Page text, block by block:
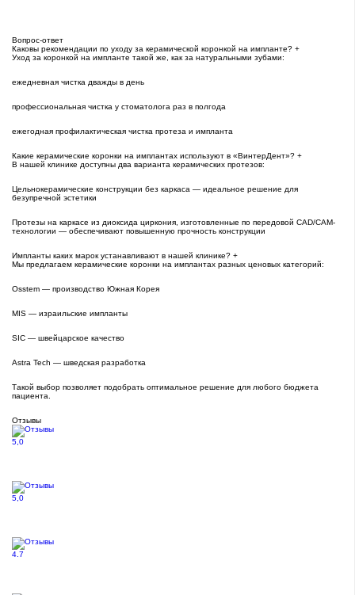
Вопрос-ответ
Каковы рекомендации по уходу за керамической коронкой на импланте? +
Уход за коронкой на импланте такой же, как за натуральными зубами:
ежедневная чистка дважды в день
профессиональная чистка у стоматолога раз в полгода
ежегодная профилактическая чистка протеза и импланта
Какие керамические коронки на имплантах используют в «ВинтерДент»? +
В нашей клинике доступны два варианта керамических протезов:
Цельнокерамические конструкции без каркаса — идеальное решение для
безупречной эстетики
Протезы на каркасе из диоксида циркония, изготовленные по передовой CAD/CAM-
технологии — обеспечивают повышенную прочность конструкции
Импланты каких марок устанавливают в нашей клинике? +
Мы предлагаем керамические коронки на имплантах разных ценовых категорий:
Osstem — производство Южная Корея
MIS — израильские импланты
SIC — швейцарское качество
Astra Tech — шведская разработка
Такой выбор позволяет подобрать оптимальное решение для любого бюджета
пациента.
Отзывы
5,0
5,0
4.7